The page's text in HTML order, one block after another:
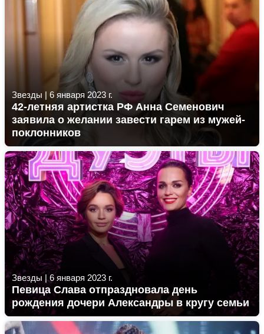
Звезды | 6 января 2023 г.
42-летняя артистка РФ Анна Семенович
заявила о желании завести гарем из мужей-
поклонников
Звезды |6 января 2023 г.
Певица Слава отпраздновала день
рождения дочери Александры в кругу семьи